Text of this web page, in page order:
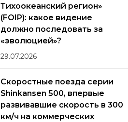
Тихоокеанский регион»
(FOIP): какое видение
должно последовать за
«эволюцией»?
29.07.2026
Скоростные поезда серии
Shinkansen 500, впервые
развивавшие скорость в 300
км/ч на коммерческих